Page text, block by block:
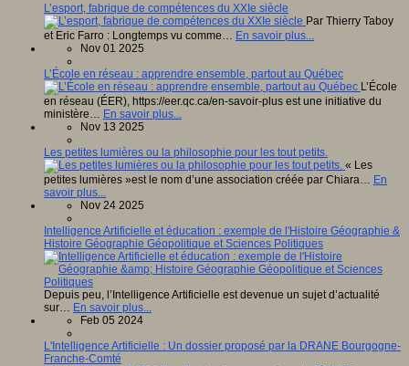
L’esport, fabrique de compétences du XXIe siècle
Par Thierry Taboy
et Eric Farro : Longtemps vu comme… En savoir plus...
Nov 01 2025
L’École en réseau : apprendre ensemble, partout au Québec
L’École
en réseau (ÉER), https://eer.qc.ca/en-savoir-plus est une initiative du
ministère… En savoir plus...
Nov 13 2025
Les petites lumières ou la philosophie pour les tout petits.
« Les
petites lumières »est le nom d’une association créée par Chiara… En
savoir plus...
Nov 24 2025
Intelligence Artificielle et éducation : exemple de l'Histoire Géographie &
Histoire Géographie Géopolitique et Sciences Politiques
Depuis peu, l’Intelligence Artificielle est devenue un sujet d’actualité
sur… En savoir plus...
Feb 05 2024
L'Intelligence Artificielle : Un dossier proposé par la DRANE Bourgogne-
Franche-Comté